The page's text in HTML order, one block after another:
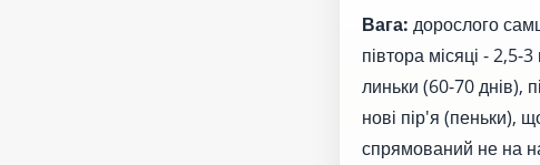
Вага: дорослого
півтора місяці -
линьки (60-70 днів),
нові пір'я (пеньки),
спрямований не на